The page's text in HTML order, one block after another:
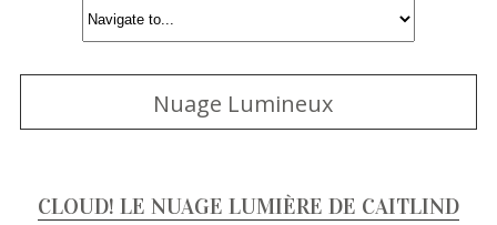
Nuage Lumineux
CLOUD! LE NUAGE LUMIÈRE DE CAITLIND